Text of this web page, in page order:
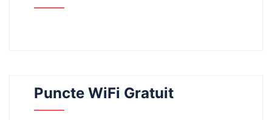
Puncte WiFi Gratuit